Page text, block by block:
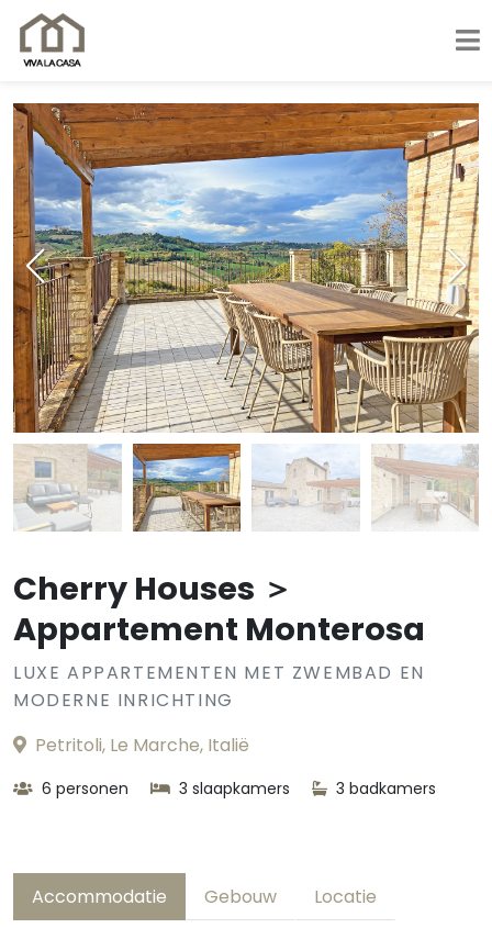
Cherry Houses ＞
Appartement Monterosa
LUXE APPARTEMENTEN MET ZWEMBAD EN
MODERNE INRICHTING
Petritoli, Le Marche, Italië
6 personen 3 slaapkamers 3 badkamers
Accommodatie Gebouw Locatie